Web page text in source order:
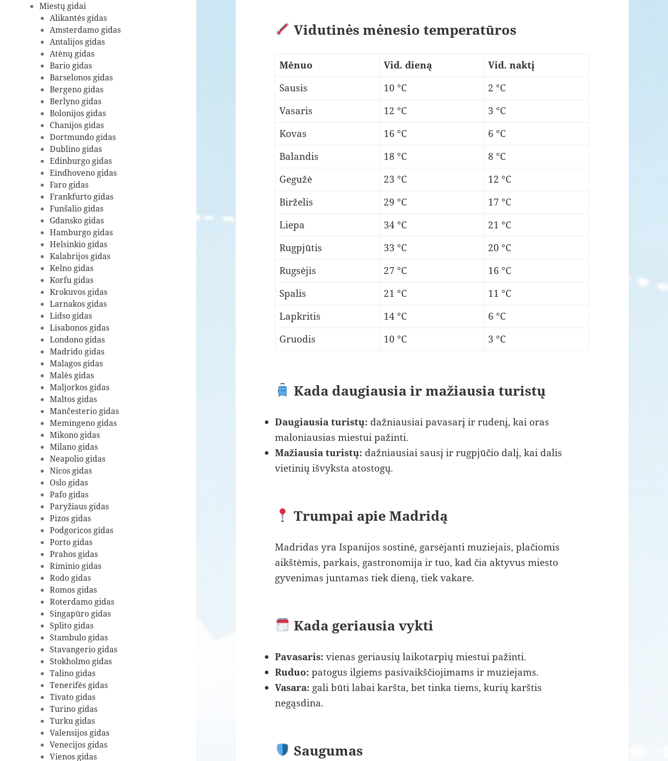
Miestų gidai
Alikantės gidas
Amsterdamo gidas
Antalijos gidas
Atėnų gidas
Bario gidas
Barselonos gidas
Bergeno gidas
Berlyno gidas
Bolonijos gidas
Chanijos gidas
Dortmundo gidas
Dublino gidas
Edinburgo gidas
Eindhoveno gidas
Faro gidas
Frankfurto gidas
Funšalio gidas
Gdansko gidas
Hamburgo gidas
Helsinkio gidas
Kalabrijos gidas
Kelno gidas
Korfu gidas
Krokuvos gidas
Larnakos gidas
Lidso gidas
Lisabonos gidas
Londono gidas
Madrido gidas
Malagos gidas
Malės gidas
Maljorkos gidas
Maltos gidas
Mančesterio gidas
Memingeno gidas
Mikono gidas
Milano gidas
Neapolio gidas
Nicos gidas
Oslo gidas
Pafo gidas
Paryžiaus gidas
Pizos gidas
Podgoricos gidas
Porto gidas
Prahos gidas
Riminio gidas
Rodo gidas
Romos gidas
Roterdamo gidas
Singapūro gidas
Splito gidas
Stambulo gidas
Stavangerio gidas
Stokholmo gidas
Talino gidas
Tenerifės gidas
Tivato gidas
Turino gidas
Turku gidas
Valensijos gidas
Venecijos gidas
Vienos gidas
Vidutinės mėnesio temperatūros
Mėnuo Vid. dieną
Vid. naktį
Sausis
10 °C
2 °C
Vasaris
12 °C
3 °C
Kovas
16 °C
6 °C
Balandis
18 °C
8 °C
Gegužė
23 °C
12 °C
Birželis
29 °C
17 °C
Liepa
34 °C
21 °C
Rugpjūtis
33 °C
20 °C
Rugsėjis
27 °C
16 °C
Spalis
21 °C
11 °C
Lapkritis
14 °C
6 °C
Gruodis
10 °C 3 °C
Kada daugiausia ir mažiausia turistų
Daugiausia turistų: dažniausiai pavasarį ir rudenį, kai oras
maloniausias miestui pažinti.
Mažiausia turistų: dažniausiai sausį ir rugpjūčio dalį, kai dalis
vietinių išvyksta atostogų.
Trumpai apie Madridą
Madridas yra Ispanijos sostinė, garsėjanti muziejais, plačiomis
aikštėmis, parkais, gastronomija ir tuo, kad čia aktyvus miesto
gyvenimas juntamas tiek dieną, tiek vakare.
Kada geriausia vykti
Pavasaris: vienas geriausių laikotarpių miestui pažinti.
Ruduo: patogus ilgiems pasivaikščiojimams ir muziejams.
Vasara: gali būti labai karšta, bet tinka tiems, kurių karštis
negąsdina.
Saugumas